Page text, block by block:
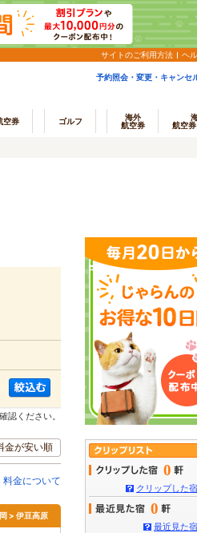
サイトのご利用方法 ヘ
予約照会・変更・キャンセ
空券 ゴルフ
海外
航空券
航空
認ください。
金が安い順
料金について
> 伊豆高原
0
クリップした
0
最近見た